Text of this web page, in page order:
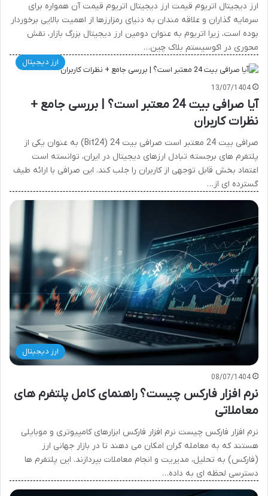
ارز دیجیتال اتریوم قیمت ارز دیجیتال اتریوم قیمت آن همواره برای
سرمایه گذاران و علاقه مندان به دنیای رمزارزها از اهمیت بالایی برخوردار
بوده است، زیرا اتریوم به عنوان دومین ارز دیجیتال بزرگ بازار، نقش
محوری در اکوسیستم بلاک چین…
ارز دیجیتال
13/07/1404
آیا صرافی بیت 24 معتبر است؟ | بررسی جامع +
نظرات کاربران
صرافی بیت 24 معتبر است صرافی بیت 24 (Bit24) به عنوان یکی از
پلتفرم های برجسته تبادل ارزهای دیجیتال در ایران، توانسته است
اعتماد بخش قابل توجهی از کاربران را جلب کند. این صرافی با ارائه طیف
گسترده ای از…
ارز دیجیتال
08/07/1404
نرم افزار فارکس چیست؟ راهنمای کامل پلتفرم های
معاملاتی
نرم افزار فارکس چیست نرم افزار فارکس ابزارهای کامپیوتری و موبایلی
هستند که به معامله گران امکان می دهند تا در بازار جهانی ارز
(فارکس) به تحلیل، مدیریت و انجام معاملات بپردازند. این پلتفرم ها
دسترسی لحظه ای به داده…